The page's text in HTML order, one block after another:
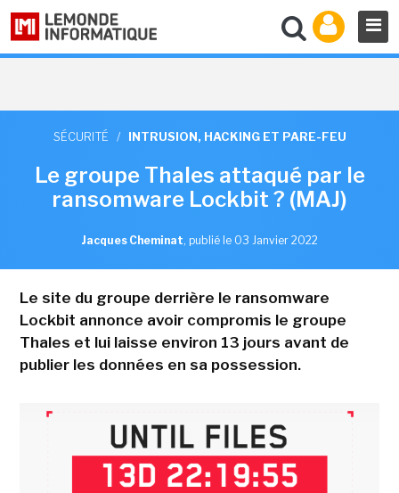
SÉCURITÉ / INTRUSION, HACKING ET PARE-FEU
Le groupe Thales attaqué par le
ransomware Lockbit ? (MAJ)
Jacques Cheminat, publié le 03 Janvier 2022
Le site du groupe derrière le ransomware
Lockbit annonce avoir compromis le groupe
Thales et lui laisse environ 13 jours avant de
publier les données en sa possession.